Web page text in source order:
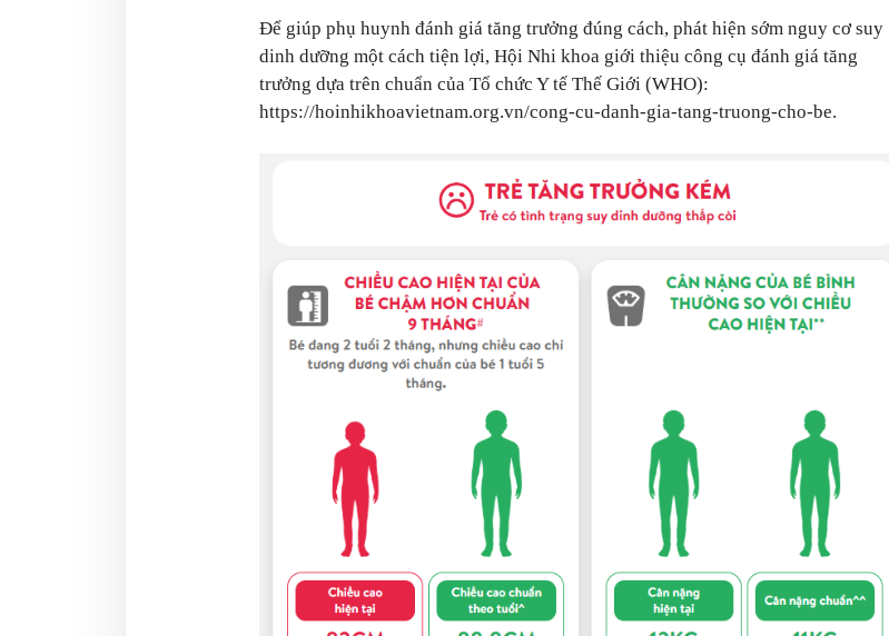
Để giúp phụ huynh đánh giá tăng trưởng đúng cách, phát hiện sớm nguy cơ suy
dinh dưỡng một cách tiện lợi, Hội Nhi khoa giới thiệu công cụ đánh giá tăng
trưởng dựa trên chuẩn của Tổ chức Y tế Thế Giới (WHO):
https://hoinhikhoavietnam.org.vn/cong-cu-danh-gia-tang-truong-cho-be.